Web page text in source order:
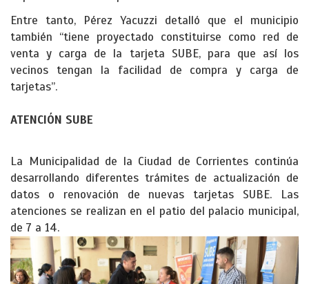
Entre tanto, Pérez Yacuzzi detalló que el municipio
también “tiene proyectado constituirse como red de
venta y carga de la tarjeta SUBE, para que así los
vecinos tengan la facilidad de compra y carga de
tarjetas”.
ATENCIÓN SUBE
La Municipalidad de la Ciudad de Corrientes continúa
desarrollando diferentes trámites de actualización de
datos o renovación de nuevas tarjetas SUBE. Las
atenciones se realizan en el patio del palacio municipal,
de 7 a 14.